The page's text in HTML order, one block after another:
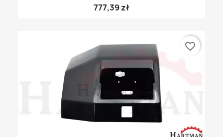
777,39 zł
favorite_border